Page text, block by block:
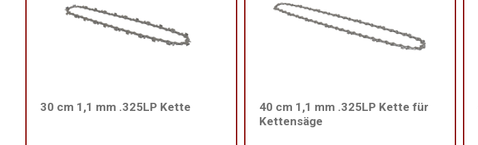
30 cm 1,1 mm .325LP Kette
40 cm 1,1 mm .325LP Kette für
Kettensäge